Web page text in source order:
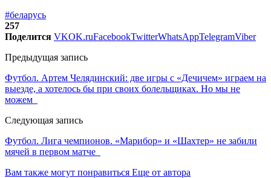
#беларусь
257
Поделится VKOK.ruFacebookTwitterWhatsAppTelegramViber
Предыдущая запись
Футбол. Артем Челядинский: две игры с «Дечичем» играем на
выезде, а хотелось бы при своих болельщиках. Но мы не
можем
Следующая запись
Футбол. Лига чемпионов. «Марибор» и «Шахтер» не забили
мячей в первом матче
Вам также могут понравиться Еще от автора